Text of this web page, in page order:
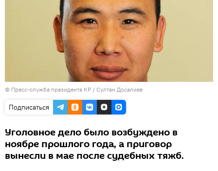
© Пресс-служба президента КР / Султан Досалиев
Подписаться
Уголовное дело было возбуждено в
ноябре прошлого года, а приговор
вынесли в мае после судебных тяжб.